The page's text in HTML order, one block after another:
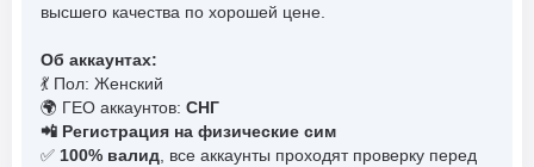
высшего качества по хорошей цене.
Об аккаунтах:
💃 Пол: Женский
🌍 ГЕО аккаунтов: СНГ
📲 Регистрация на физические сим
✅ 100% валид, все аккаунты проходят проверку перед